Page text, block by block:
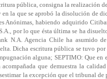
pública, consigna la realización
la que se aprobó la disolución de
Anónimas, habiendo adquirido
por lo que ésta última se ha
N.A. Agencia Chile ha asumido
Dicha escritura pública se tuvo
alguna; SEPTIMO: Que en
que demuestra la
la excepción que el tribunal de